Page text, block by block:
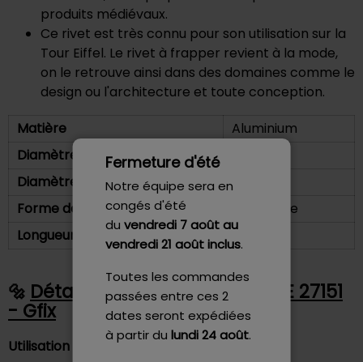
Fermeture d'été
Notre équipe sera en
congés d'été
du vendredi 7 aoûtau
vendredi 21 août inclus.
Toutes les commandes
passées entre ces 2
dates seront expédiées
à partir du lundi 24 août.
produits médiévaux.
Ce rivet est très connu pour son utilisation sur la
Tour Eiffel. Le rivet à frapper revient à la mode,
on le retrouve ainsi dans des domaines comme le
design ou l'architecture et toute conception.
Matière
Aluminium
Diamètre de tête
Diamètre de tige
2.50 mm
Forme de la tête
Tête Plate
Longueur sous tête
5 mm
Détails - Rivet Plein 2.5X5 NFE 27151
- Gfix
Utilisation